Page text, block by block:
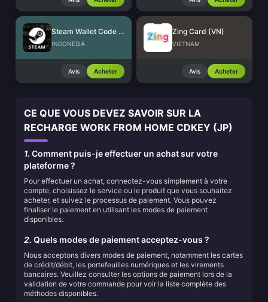
Steam Wallet Code (IDR)
INDONESIA
Avis Acheter
Zing Card (VN)
VIETNAM
Avis Acheter
CE QUE VOUS DEVEZ SAVOIR SUR LA
RECHARGE WORK FROM HOME CDKEY (JP)
1. Comment puis-je effectuer un achat sur votre
plateforme ?
Pour effectuer un achat, connectez-vous simplement à votre
compte, choisissez le service ou le produit que vous souhaitez
acheter, et suivez le processus de paiement. Vous pouvez
finaliser le paiement en utilisant les modes de paiement
disponibles.
2. Quels modes de paiement acceptez-vous ?
Nous acceptons divers modes de paiement, notamment les cartes
de crédit/débit, les portefeuilles numériques et les virements
bancaires. Veuillez consulter les options de paiement lors de la
validation de votre commande pour voir la liste complète des
méthodes disponibles.